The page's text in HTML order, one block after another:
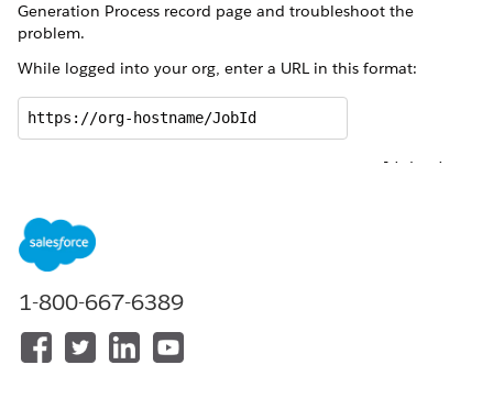
Generation Process record page and troubleshoot the
problem.
While logged into your org, enter a URL in this format:
https://org-hostname/JobId
acme.lightning.
https://acme.lightning.force.com/0nnR000000000VnIAI
This URL takes you to the Document Generation Process
record page, which lists information that can be helpful for
troubleshooting. Here’s an example Document Generation
Process record page:
1-800-667-6389